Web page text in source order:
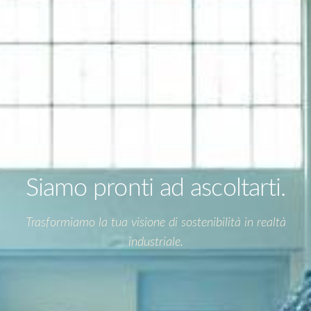
Siamo pronti ad ascoltarti.
Trasformiamo la tua visione di sostenibilità in realtà
industriale.